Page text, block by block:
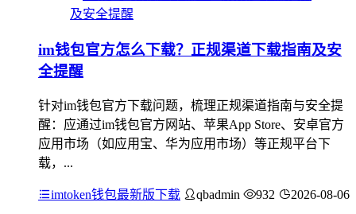
im钱包官方怎么下载？正规渠道下载指南及安
全提醒
针对im钱包官方下载问题，梳理正规渠道指南与安全提
醒：应通过im钱包官方网站、苹果App Store、安卓官方
应用市场（如应用宝、华为应用市场）等正规平台下
载，...
imtoken钱包最新版下载 qbadmin 932 2026-08-06